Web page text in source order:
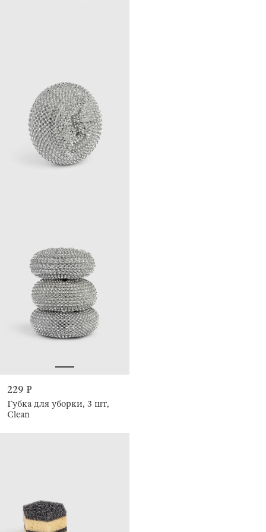
229 ₽
Губка для уборки, 3 шт,
Clean